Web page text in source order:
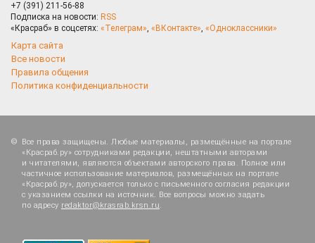
+7 (391) 211-56-88
Подписка на новости: RSS
«Красраб» в соцсетях: «Телеграм», «ВКонтакте», «Одноклассники»
Карта сайта
Все новости
Правила общения
Политика конфиденциальности
Все права защищены. Любые материалы, размещённые на портале
«Красраб.ру» сотрудниками редакции, нештатными авторами
и читателями, являются объектами авторского права. Полное или
частичное использование материалов, размещённых на портале
«Красраб.ру», допускается только с письменного согласия редакции
с указанием ссылки на источник. Все вопросы можно задать
по адресу redaktor@krasrab.krsn.ru.